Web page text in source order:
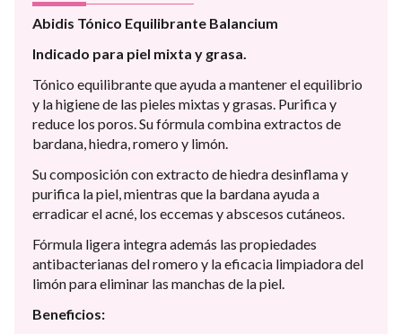
Abidis Tónico Equilibrante Balancium
Indicado para piel mixta y grasa.
Tónico equilibrante que ayuda a mantener el equilibrio
y la higiene de las pieles mixtas y grasas. Purifica y
reduce los poros. Su fórmula combina extractos de
bardana, hiedra, romero y limón.
Su composición con extracto de hiedra desinflama y
purifica la piel, mientras que la bardana ayuda a
erradicar el acné, los eccemas y abscesos cutáneos.
Fórmula ligera integra además las propiedades
antibacterianas del romero y la eficacia limpiadora del
limón para eliminar las manchas de la piel.
Beneficios: